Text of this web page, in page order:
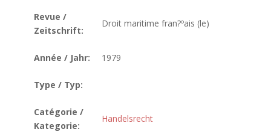
Revue /
Zeitschrift:
Droit maritime fran?ºais (le)
Année / Jahr: 1979
Type / Typ:
Catégorie /
Kategorie:
Handelsrecht